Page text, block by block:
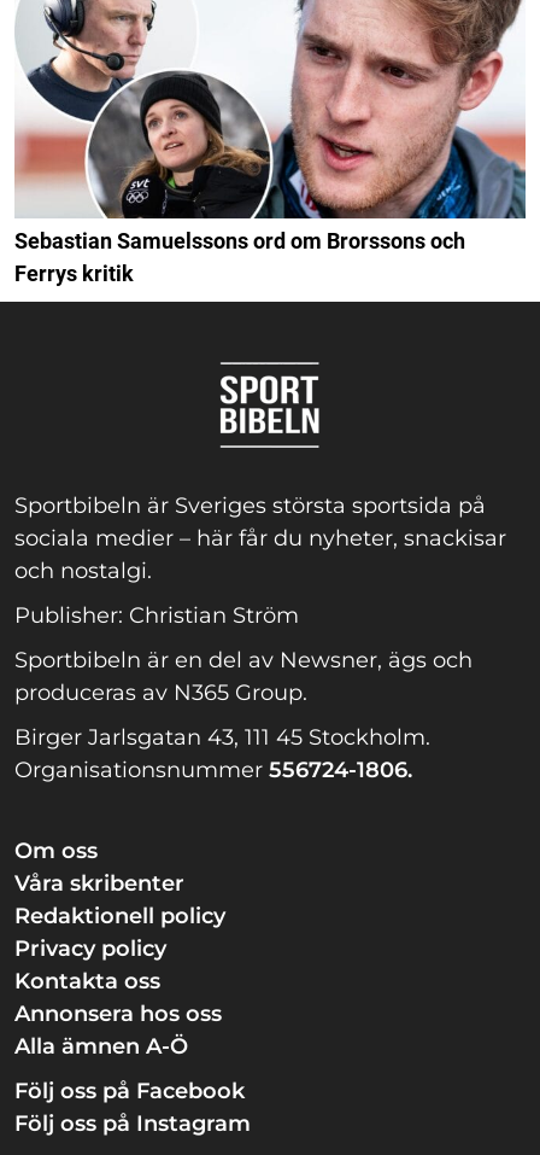
Sebastian Samuelssons ord om Brorssons och
Ferrys kritik
Sportbibeln är Sveriges största sportsida på
sociala medier – här får du nyheter, snackisar
och nostalgi.
Publisher: Christian Ström
Sportbibeln är en del av Newsner, ägs och
produceras av N365 Group.
Birger Jarlsgatan 43, 111 45 Stockholm.
Organisationsnummer 556724-1806.
Om oss
Våra skribenter
Redaktionell policy
Privacy policy
Kontakta oss
Annonsera hos oss
Alla ämnen A-Ö
Följ oss på Facebook
Följ oss på Instagram